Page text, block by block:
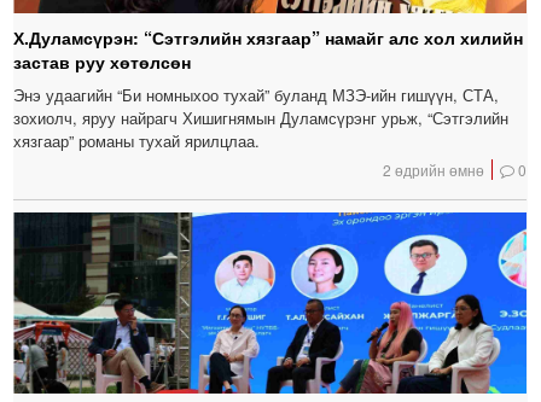
Х.Дуламсүрэн: “Сэтгэлийн хязгаар” намайг алс хол хилийн
застав руу хөтөлсөн
Энэ удаагийн “Би номныхоо тухай” буланд МЗЭ-ийн гишүүн, СТА,
зохиолч, яруу найрагч Хишигнямын Дуламсүрэнг урьж, “Сэтгэлийн
хязгаар” романы тухай ярилцлаа.
2 өдрийн өмнө 0